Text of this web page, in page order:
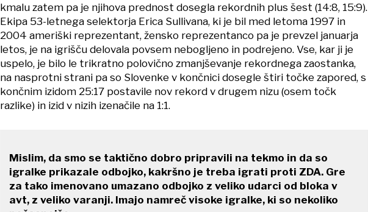
kmalu zatem pa je njihova prednost dosegla rekordnih plus šest (14:8, 15:9).
Ekipa 53-letnega selektorja Erica Sullivana, ki je bil med letoma 1997 in
2004 ameriški reprezentant, žensko reprezentanco pa je prevzel januarja
letos, je na igrišču delovala povsem nebogljeno in podrejeno. Vse, kar ji je
uspelo, je bilo le trikratno polovično zmanjševanje rekordnega zaostanka,
na nasprotni strani pa so Slovenke v končnici dosegle štiri točke zapored, s
končnim izidom 25:17 postavile nov rekord v drugem nizu (osem točk
razlike) in izid v nizih izenačile na 1:1.
Mislim, da smo se taktično dobro pripravili na tekmo in da so
igralke prikazale odbojko, kakršno je treba igrati proti ZDA. Gre
za tako imenovano umazano odbojko z veliko udarci od bloka v
avt, z veliko varanji. Imajo namreč visoke igralke, ki so nekoliko